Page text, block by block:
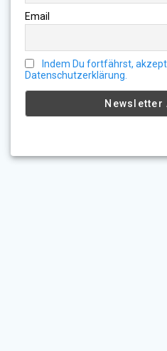
Email
Indem Du fortfährst,
Datenschutzerklärung.